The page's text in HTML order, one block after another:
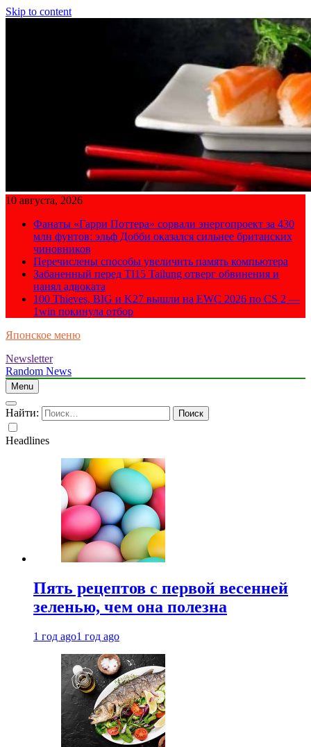
Skip to content
10 августа, 2026
Фанаты «Гарри Поттера» сорвали энергопроект за 430
млн фунтов: эльф Добби оказался сильнее британских
чиновников
Перечислены способы увеличить память компьютера
Забаненный перед TI15 Tailung отверг обвинения и
нанял адвоката
100 Thieves, BIG и K27 вышли на EWC 2026 по CS 2 —
1win покинула отбор
Японское меню
Newsletter
Random News
Menu
Найти:
Headlines
Пять рецептов с первой весенней
зеленью, чем она полезна
1 год ago1 год ago